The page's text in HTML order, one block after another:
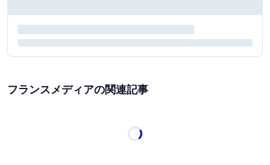
フランスメディアの関連記事